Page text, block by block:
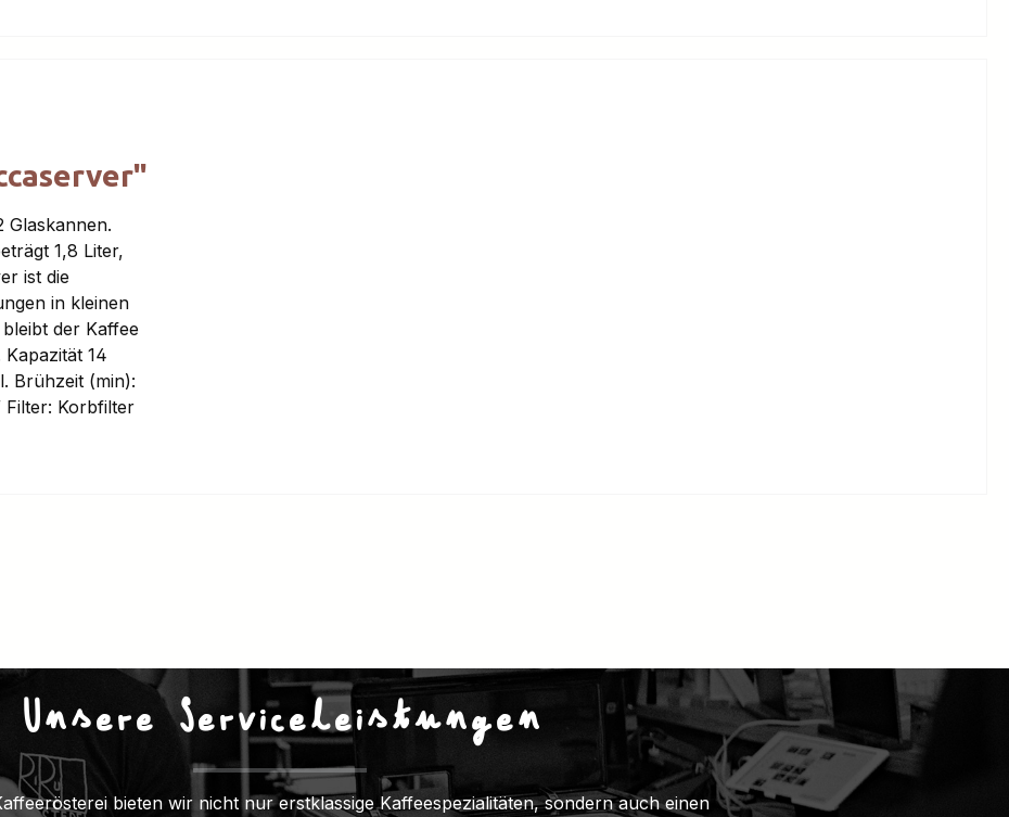
Glaskannen.
1,8 Liter,
ist die
in kleinen
der Kaffee
14
Brühzeit (min):
Filter: Korbfilter
Unsere Serviceleistungen
bieten wir nicht nur erstklassige Kaffeespezialitäten, sondern auch einen